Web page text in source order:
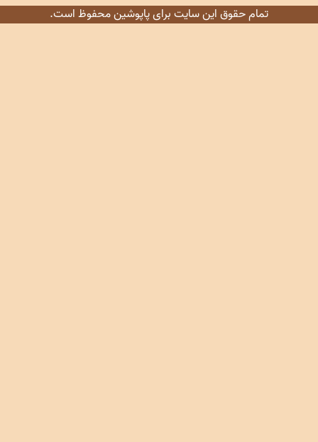
تمام حقوق این سایت برای پاپوشین محفوظ است.